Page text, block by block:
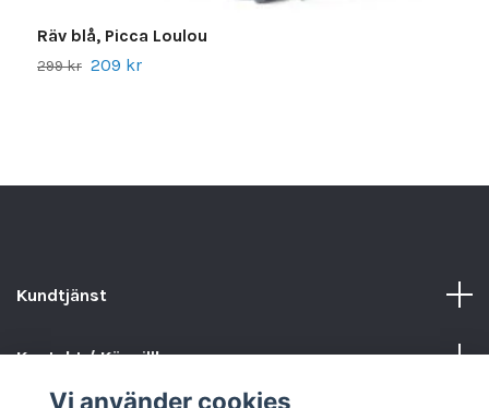
Räv blå, Picca Loulou
299 kr 209 kr
Kundtjänst
Kontakt / Köpvillkor
Vi använder cookies